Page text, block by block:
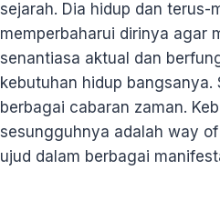
sejarah. Dia hidup dan terus-
memperbaharui dirinya agar
senantiasa aktual dan
kebutuhan hidup bangsanya.
berbagai cabaran zaman.
sesungguhnya adalah way
ujud dalam berbagai